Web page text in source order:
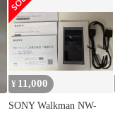
16GB NW-A45 :
Bluetooth/microSD/ハイ
レゾ対応 最大39時間連
続再生 2017年モデル ペ
ールゴールド NW-A45
N n5ksbvb
¥ 11,000
SONY Walkman NW-